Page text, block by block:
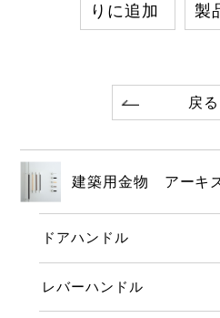
りに追加
製
戻る
建築用金物 アーキ
ドアハンドル
レバーハンドル